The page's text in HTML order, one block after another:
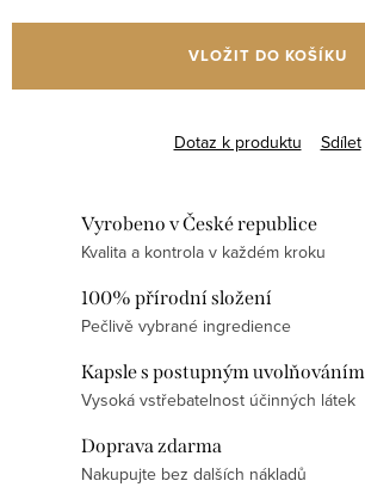
VLOŽIT DO KOŠÍKU
Dotaz k produktu Sdílet
Vyrobeno v České republice
Kvalita a kontrola v každém kroku
100% přírodní složení
Pečlivě vybrané ingredience
Kapsle s postupným uvolňováním
Vysoká vstřebatelnost účinných látek
Doprava zdarma
Nakupujte bez dalších nákladů